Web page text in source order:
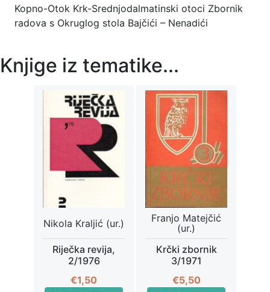
Kopno-Otok Krk-Srednjodalmatinski otoci Zbornik
radova s Okruglog stola Bajčići – Nenadići
Knjige iz tematike...
Nikola Kraljić (ur.)
Riječka revija,
2/1976
€1,50
Franjo Matejčić
(ur.)
Krčki zbornik
3/1971
€5,50